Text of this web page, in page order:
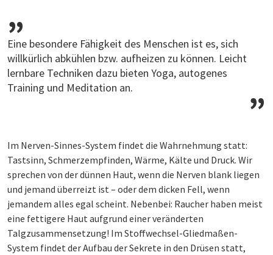
Eine besondere Fähigkeit des Menschen ist es, sich
willkürlich abkühlen bzw. aufheizen zu können. Leicht
lernbare Techniken dazu bieten Yoga, autogenes
Training und Meditation an.
Im Nerven-Sinnes-System findet die Wahrnehmung statt:
Tastsinn, Schmerzempfinden, Wärme, Kälte und Druck. Wir
sprechen von der dünnen Haut, wenn die Nerven blank liegen
und jemand überreizt ist – oder dem dicken Fell, wenn
jemandem alles egal scheint. Nebenbei: Raucher haben meist
eine fettigere Haut aufgrund einer veränderten
Talgzusammensetzung! Im Stoffwechsel-Gliedmaßen-
System findet der Aufbau der Sekrete in den Drüsen statt,